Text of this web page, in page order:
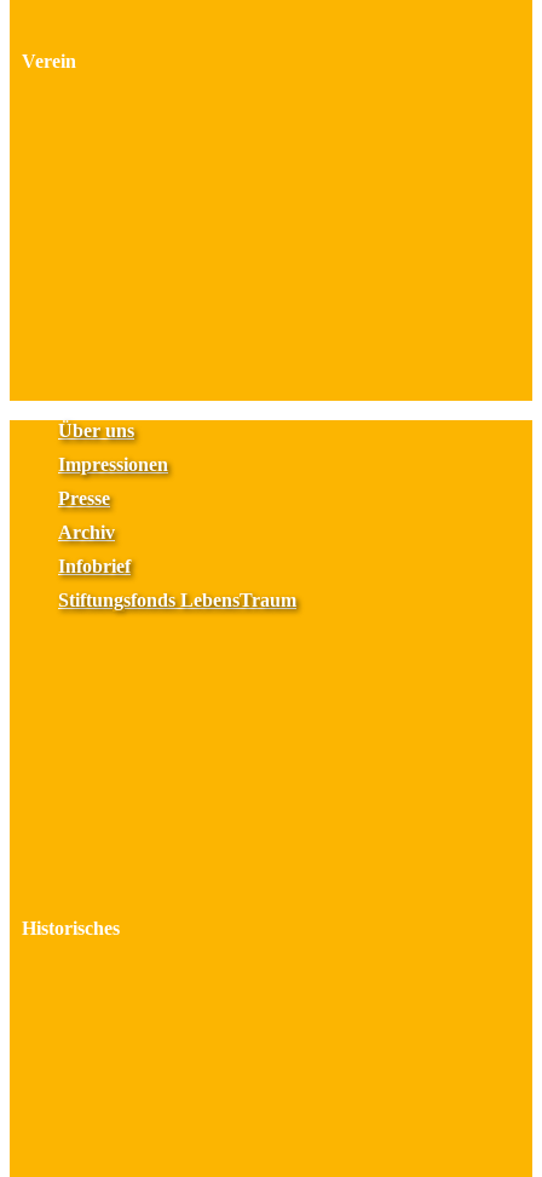
Verein
Über uns
Impressionen
Presse
Archiv
Infobrief
Stiftungsfonds LebensTraum
Historisches